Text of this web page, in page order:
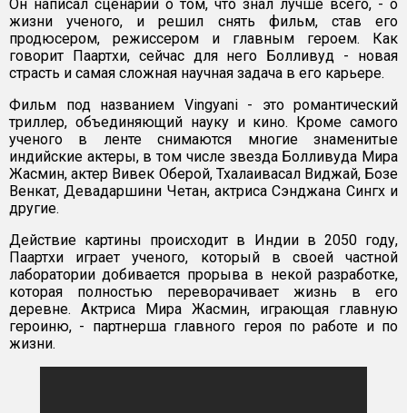
Он написал сценарий о том, что знал лучше всего, - о
жизни ученого, и решил снять фильм, став его
продюсером, режиссером и главным героем. Как
говорит Паартхи, сейчас для него Болливуд - новая
страсть и самая сложная научная задача в его карьере.
Фильм под названием Vingyani - это романтический
триллер, объединяющий науку и кино. Кроме самого
ученого в ленте снимаются многие знаменитые
индийские актеры, в том числе звезда Болливуда Мира
Жасмин, актер Вивек Оберой, Тхалаивасал Виджай, Бозе
Венкат, Девадаршини Четан, актриса Сэнджана Сингх и
другие.
Действие картины происходит в Индии в 2050 году,
Паартхи играет ученого, который в своей частной
лаборатории добивается прорыва в некой разработке,
которая полностью переворачивает жизнь в его
деревне. Актриса Мира Жасмин, играющая главную
героиню, - партнерша главного героя по работе и по
жизни.